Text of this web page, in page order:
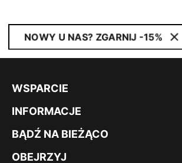
NOWY U NAS? ZGARNIJ -15%
WSPARCIE
INFORMACJE
BĄDŹ NA BIEŻĄCO
OBEJRZYJ